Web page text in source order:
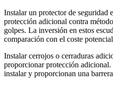
Instalar un protector de seguridad
protección adicional contra
golpes. La inversión en estos
comparación con el coste
Instalar cerrojos o cerraduras
proporcionar protección
instalar y proporcionan una